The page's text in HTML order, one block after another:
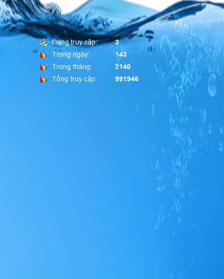
Đang truy cập:
3
Trong ngày:
143
Trong tháng:
2140
Tổng truy cập:
991946